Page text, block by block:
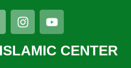
CENTER